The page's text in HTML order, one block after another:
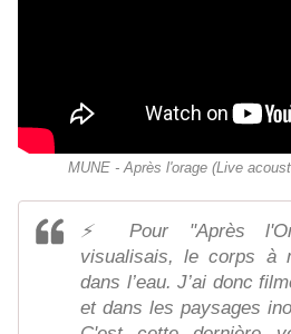
MUNE - Après l'orage (Live
⚡️ Pour "Après
visualisais, le corps à
dans l’eau. J’ai donc
et dans les paysages